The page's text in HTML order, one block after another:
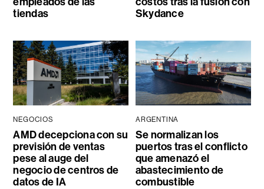
tiendas
Skydance
NEGOCIOS
AMD decepciona con su
previsión de ventas
pese al auge del
negocio de centros de
datos de IA
ARGENTINA
Se normalizan los
puertos tras el conflicto
que amenazó el
abastecimiento de
combustible